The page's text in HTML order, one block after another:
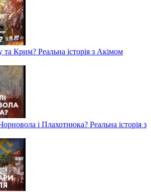
Крим? Реальна історія з Акімом
і Плахотнюка? Реальна історія з